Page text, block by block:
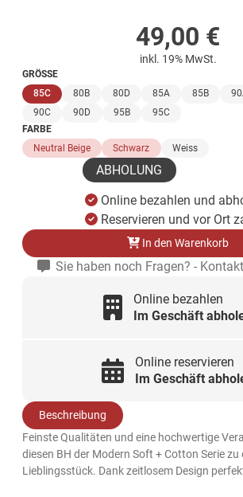
49,00 €
inkl. 19% MwSt.
GRÖSSE
85C(ausgewählt)
80B 80D 85A 85B
90C
90D 95B
95C
FARBE
Neutral Beige
Schwarz Weiss
ABHOLUNG
Online bezahlen und
Reservieren und vor Ort
In den Warenkorb
Sie haben noch Fragen? -
Online bezahlen
Im Geschäft
Online reservieren
Im Geschäft
Beschreibung
Feinste Qualitäten und eine hochwertige
diesen BH der Modern Soft + Cotton Serie zu
Lieblingsstück. Dank zeitlosem Design